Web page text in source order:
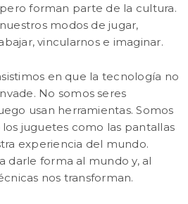
forman parte de la cultura.
modos de jugar,
vincularnos e imaginar.
en que la tecnología no
No somos seres
usan herramientas. Somos
juguetes como las pantallas
experiencia del mundo.
darle forma al mundo y, al
nos transforman.